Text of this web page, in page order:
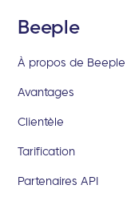
Beeple
À propos de Beeple
Avantages
Clientèle
Tarification
Partenaires API